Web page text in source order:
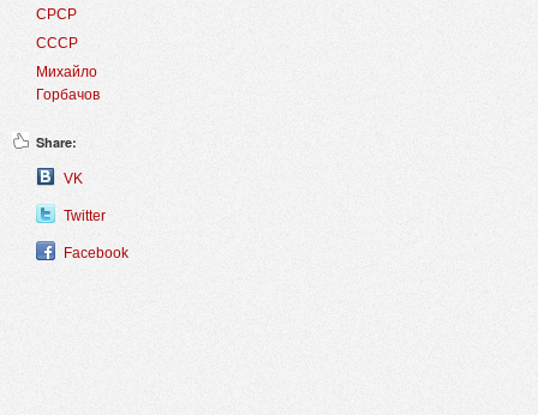
СРСР
СССР
Михайло
Горбачов
Share:
VK
Twitter
Facebook